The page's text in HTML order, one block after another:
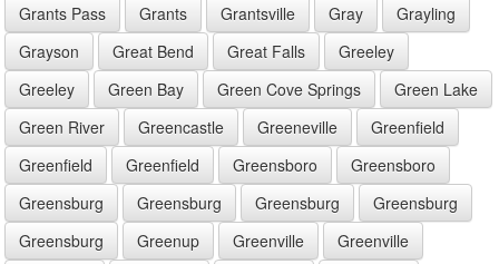
Grants Pass
Grants Grantsville Gray
Grayling
Grayson
Great Bend Great Falls
Greeley
Greeley
Green Bay Green Cove Springs
Green Lake
Green River
Greencastle Greeneville
Greenfield
Greenfield
Greenfield Greensboro
Greensboro
Greensburg
Greensburg Greensburg
Greensburg
Greensburg
Greenup Greenville
Greenville